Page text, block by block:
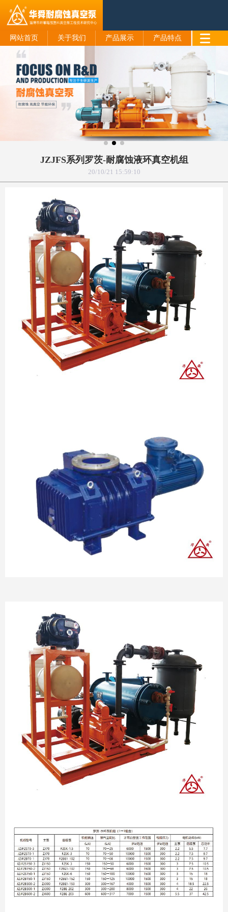
网站首页 关于我们 产品展示 产品特点
JZJFS系列罗茨-耐腐蚀液环真空机组
20/10/21 15:59:10